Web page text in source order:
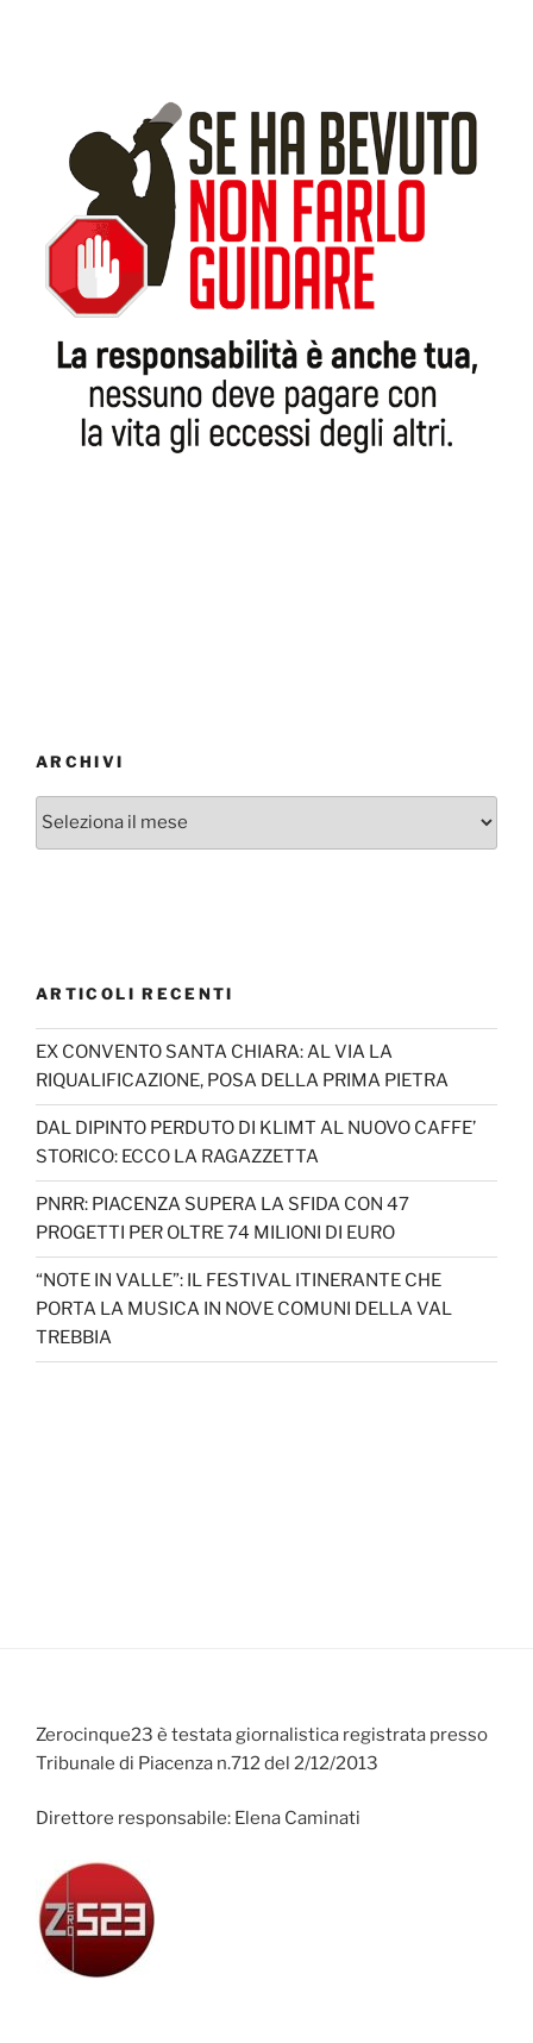
ARCHIVI
Archivi
ARTICOLI RECENTI
EX CONVENTO SANTA CHIARA: AL VIA LA
RIQUALIFICAZIONE, POSA DELLA PRIMA PIETRA
DAL DIPINTO PERDUTO DI KLIMT AL NUOVO CAFFE’
STORICO: ECCO LA RAGAZZETTA
PNRR: PIACENZA SUPERA LA SFIDA CON 47
PROGETTI PER OLTRE 74 MILIONI DI EURO
“NOTE IN VALLE”: IL FESTIVAL ITINERANTE CHE
PORTA LA MUSICA IN NOVE COMUNI DELLA VAL
TREBBIA
Zerocinque23 è testata giornalistica registrata presso
Tribunale di Piacenza n.712 del 2/12/2013
Direttore responsabile: Elena Caminati